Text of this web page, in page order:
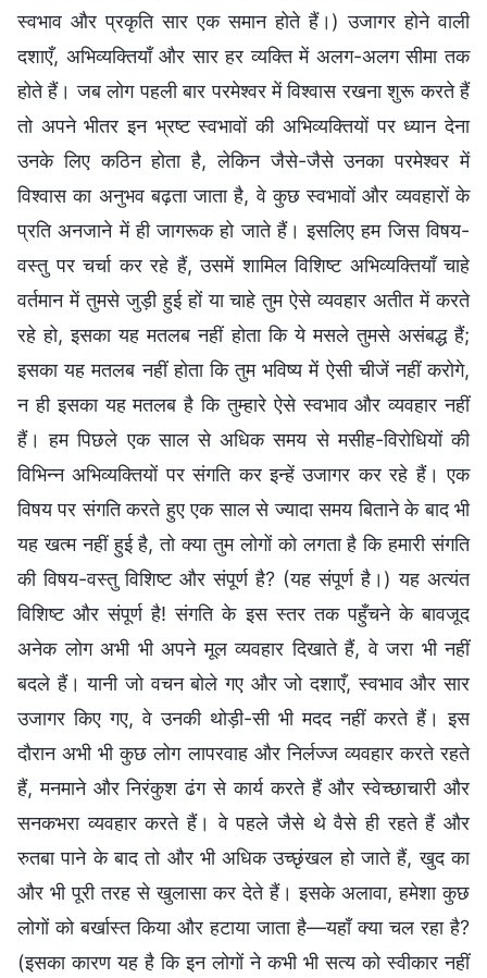
स्वभाव और प्रकृति सार एक समान होते हैं।) उजागर होने वाली
दशाएँ, अभिव्यक्तियाँ और सार हर व्यक्ति में अलग-अलग सीमा तक
होते हैं। जब लोग पहली बार परमेश्वर में विश्वास रखना शुरू करते हैं
तो अपने भीतर इन भ्रष्ट स्वभावों की अभिव्यक्तियों पर ध्यान देना
उनके लिए कठिन होता है, लेकिन जैसे-जैसे उनका परमेश्वर में
विश्वास का अनुभव बढ़ता जाता है, वे कुछ स्वभावों और व्यवहारों के
प्रति अनजाने में ही जागरूक हो जाते हैं। इसलिए हम जिस विषय-
वस्तु पर चर्चा कर रहे हैं, उसमें शामिल विशिष्ट अभिव्यक्तियाँ चाहे
वर्तमान में तुमसे जुड़ी हुई हों या चाहे तुम ऐसे व्यवहार अतीत में करते
रहे हो, इसका यह मतलब नहीं होता कि ये मसले तुमसे असंबद्ध हैं;
इसका यह मतलब नहीं होता कि तुम भविष्य में ऐसी चीजें नहीं करोगे,
न ही इसका यह मतलब है कि तुम्हारे ऐसे स्वभाव और व्यवहार नहीं
हैं। हम पिछले एक साल से अधिक समय से मसीह-विरोधियों की
विभिन्न अभिव्यक्तियों पर संगति कर इन्हें उजागर कर रहे हैं। एक
विषय पर संगति करते हुए एक साल से ज्यादा समय बिताने के बाद भी
यह खत्म नहीं हुई है, तो क्या तुम लोगों को लगता है कि हमारी संगति
की विषय-वस्तु विशिष्ट और संपूर्ण है? (यह संपूर्ण है।) यह अत्यंत
विशिष्ट और संपूर्ण है! संगति के इस स्तर तक पहुँचने के बावजूद
अनेक लोग अभी भी अपने मूल व्यवहार दिखाते हैं, वे जरा भी नहीं
बदले हैं। यानी जो वचन बोले गए और जो दशाएँ, स्वभाव और सार
उजागर किए गए, वे उनकी थोड़ी-सी भी मदद नहीं करते हैं। इस
दौरान अभी भी कुछ लोग लापरवाह और निर्लज्ज व्यवहार करते रहते
हैं, मनमाने और निरंकुश ढंग से कार्य करते हैं और स्वेच्छाचारी और
सनकभरा व्यवहार करते हैं। वे पहले जैसे थे वैसे ही रहते हैं और
रुतबा पाने के बाद तो और भी अधिक उच्छृंखल हो जाते हैं, खुद का
और भी पूरी तरह से खुलासा कर देते हैं। इसके अलावा, हमेशा कुछ
लोगों को बर्खास्त किया और हटाया जाता है—यहाँ क्या चल रहा है?
(इसका कारण यह है कि इन लोगों ने कभी भी सत्य को स्वीकार नहीं